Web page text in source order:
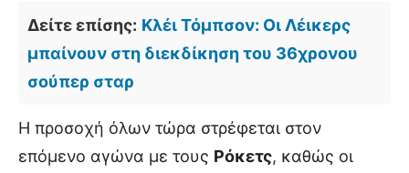
Δείτε επίσης: Κλέι Τόμπσον: Οι Λέικερς
μπαίνουν στη διεκδίκηση του 36χρονου
σούπερ σταρ
Η προσοχή όλων τώρα στρέφεται στον
επόμενο αγώνα με τους Ρόκετς, καθώς οι